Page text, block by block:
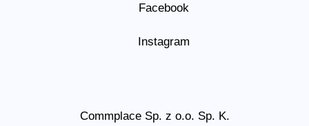
Facebook
Instagram
Commplace Sp. z o.o. Sp. K.